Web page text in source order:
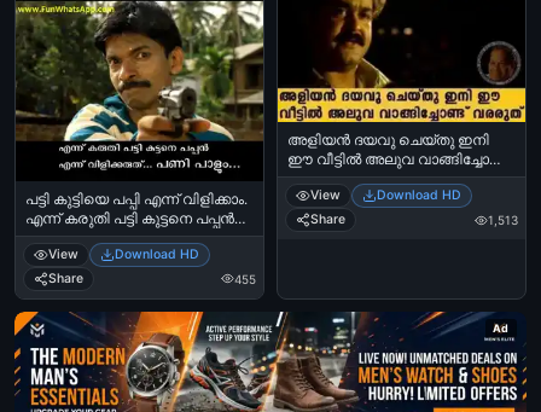
പട്ടി കുട്ടിയെ പപ്പി എന്ന് വിളിക്കാം.
എന്ന് കരുതി പട്ടി കുട്ടനെ പപ്പന്‍
എന്ന്‍ വിളിക്കരുത്. പണി പാളും
മോനേ - സുപ്പര്‍ സ്റ്റാര്‍ സന്തോഷ്‌
പണ്ഡിറ്റ്‌ - Patti Kuttiye Puppy
Ennu Vilikkam. Ennu Karuthi Patti
Kuttane Pappan Ennu Vilikkaruth.
Pani Paalum Mone - Super Star
Santhosh Pandit
View
Download HD
Share
455
അളിയന്‍ ദയവു ചെയ്തു ഇനി
ഈ വീട്ടില്‍ അലുവ വാങ്ങിച്ചോണ്ട്
വരരുത് - മോഹന്‍ലാല്‍ മിഥുനം -
Aliyan dhayavu cheythu ini ee
veettil aluva vaangichond vararuth
- Mohanlal in Midhunam
View
Download HD
Share
1,513
Ad